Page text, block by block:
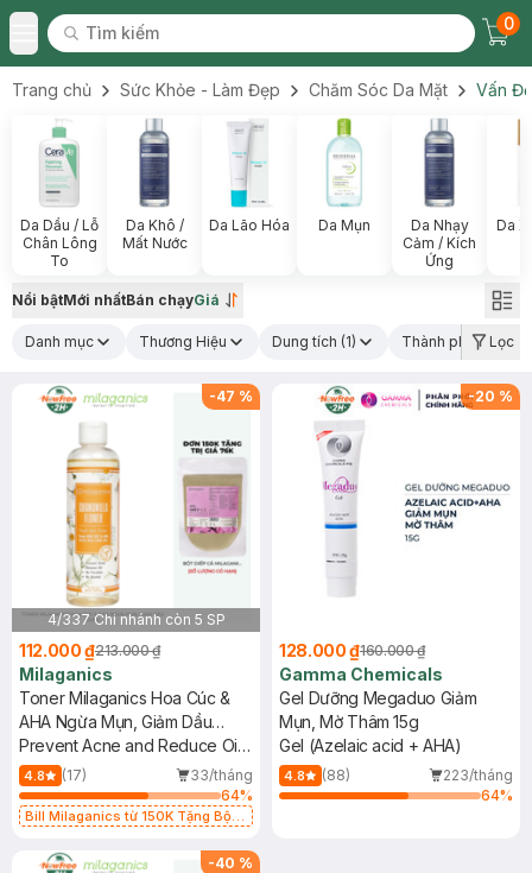
Toggle Menu
Tìm kiếm
Tìm kiếm
0
Trang chủ Sức Khỏe - Làm Đẹp Chăm Sóc Da Mặt Vấn
Da Dầu / Lỗ
Chân Lông
To
Da Khô /
Mất Nước
Da Lão Hóa Da Mụn
Da Nhạy
Cảm / Kích
Ứng
Da
Nổi bậtMới nhấtBán chạyGiá
Danh mục Thương Hiệu Dung tích (1) Thành phần nổi bật
Lọc
-47 %
4/337 Chi nhánh còn 5 SP
112.000 ₫213.000 ₫
Milaganics
Toner Milaganics Hoa Cúc &
AHA Ngừa Mụn, Giảm Dầu
250ml
Prevent Acne and Reduce Oil
Toner - Chamomilla, AHA,
Niacinamide 3%
4.8 (17)
33/tháng
64%
Bill Milaganics từ 150K Tặng Bột
Vết Thâm 100g (SL Có Hạn)
-20 %
128.000 ₫160.000 ₫
Gamma Chemicals
Gel Dưỡng Megaduo Giảm
Mụn, Mờ Thâm 15g
Gel (Azelaic acid + AHA)
4.8 (88)
223/tháng
64%
-40 %